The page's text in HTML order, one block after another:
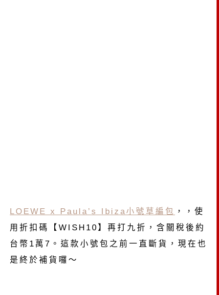
LOEWE x Paula’s Ibiza小號草編包 ，，使
用折扣碼【WISH10】再打九折，含關稅後約
台幣1萬7。這款小號包之前一直斷貨，現在也
是終於補貨囉～